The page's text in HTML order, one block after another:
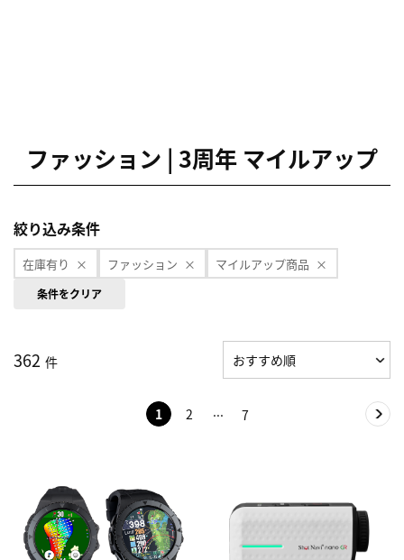
ファッション | 3周年 マイルアップ
絞り込み条件
在庫有り ファッション マイルアップ商品
条件をクリア
362 件
1 2 7